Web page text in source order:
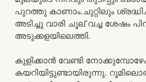
പുറത്തു കാണാം.ചുറ്റിലും
അടിച്ചു വാരി ചൂല് വച്ച ശേഷം
അടുക്കളയിലെത്തി.
കുളിക്കാൻ വേണ്ടി
കയറിയിട്ടുണ്ടായിരുന്നു.